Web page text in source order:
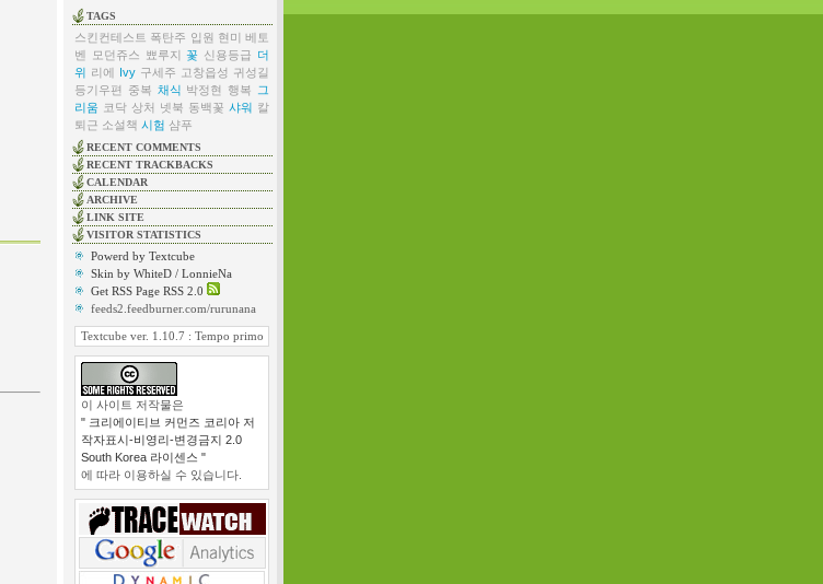
TAGS
스킨컨테스트 폭탄주 입원 현미 베토
벤
모던쥬스 뾰루지 꽃 신용등급 더
위 리에 Ivy 구세주 고창읍성 귀성길
등기우편
중복 채식 박정현 행복 그
리움 코닥 상처 넷북 동백꽃 샤워 칼
퇴근 소설책 시험 샴푸
RECENT COMMENTS
RECENT TRACKBACKS
CALENDAR
ARCHIVE
LINK SITE
VISITOR STATISTICS
Powerd by Textcube
Skin by WhiteD / LonnieNa
Get RSS Page RSS 2.0
feeds2.feedburner.com/rurunana
Textcube ver. 1.10.7 : Tempo primo
이 사이트 저작물은
" 크리에이티브 커먼즈 코리아 저
작자표시-비영리-변경금지 2.0
South Korea 라이센스 "
에 따라 이용하실 수 있습니다.